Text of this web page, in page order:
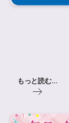
もっと読む...